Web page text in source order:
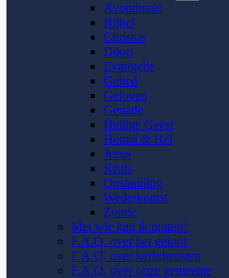
Avondmaal
Bijbel
Christus
Doop
Evangelie
Gebed
Geloven
Genade
Heilige Geest
Hemel & Hel
Jezus
Kruis
Opstanding
Wederkomst
Zonde
Met wie kan ik praten?
F.A.Q. over het geloof
F.A.Q. over kerkdiensten
F.A.Q. over onze gemeente